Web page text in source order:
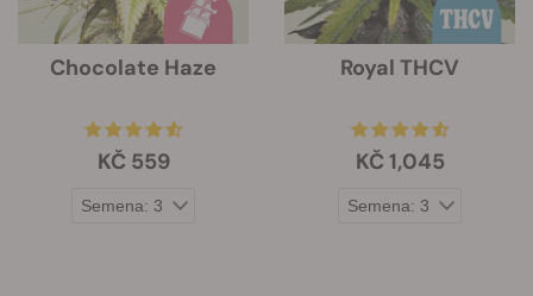
Chocolate Haze
KČ 559
Royal THCV
KČ 1,045